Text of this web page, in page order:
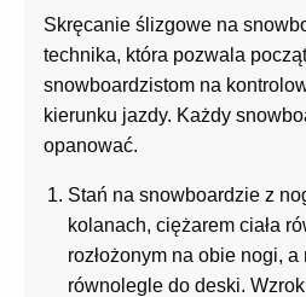
Skręcanie ślizgowe na
technika, która pozwala
snowboardzistom na
kierunku jazdy. Każdy
opanować.
Stań na snowboardzie z
kolanach, ciężarem ciała
rozłożonym na obie nogi, a
równolegle do deski.